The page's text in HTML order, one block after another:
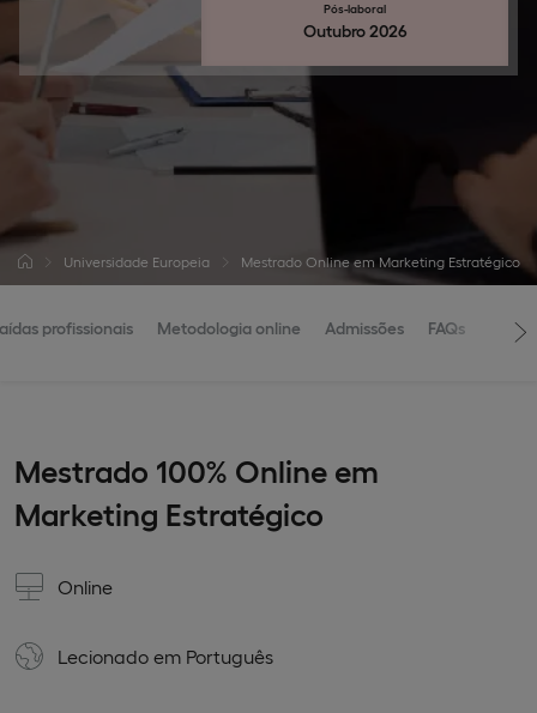
Pós-laboral
Outubro 2026
Universidade Europeia Mestrado Online em Marketing Estratégico
profissionais Metodologia online Admissões FAQs
Mestrado 100% Online em
Marketing Estratégico
Online
Lecionado em Português